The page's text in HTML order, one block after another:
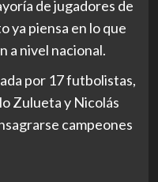
de jugadores de
ya piensa en lo que
a nivel nacional.
por 17 futbolistas,
Zulueta y Nicolás
campeones